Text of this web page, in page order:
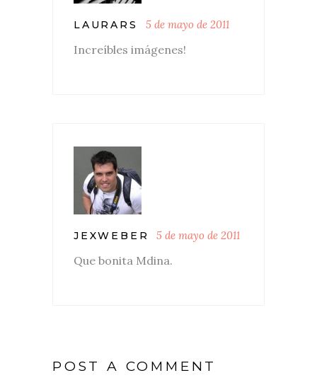
LAURARS 5 de mayo de 2011
Increíbles imágenes!
JEXWEBER 5 de mayo de 2011
Que bonita Mdina.
POST A COMMENT